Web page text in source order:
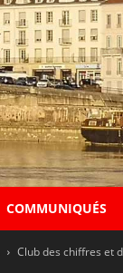
COMMUNIQUÉS
Club des chiffres et